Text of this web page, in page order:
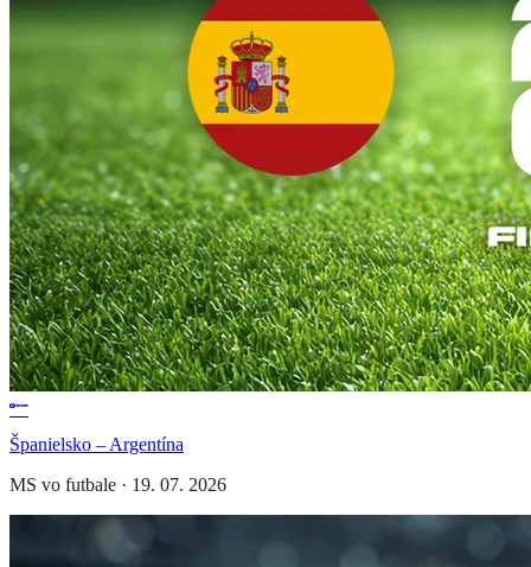
Španielsko – Argentína
MS vo futbale · 19. 07. 2026